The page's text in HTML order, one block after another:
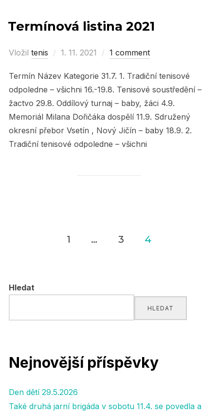
Termínová listina 2021
Vložil tenis
Posted
1. 11. 2021 1 comment
Termín Název Kategorie 31.7. 1. Tradiční tenisové
odpoledne – všichni 16.-19.8. Tenisové soustředění –
žactvo 29.8. Oddílový turnaj – baby, žáci 4.9.
Memoriál Milana Dořičáka dospělí 11.9. Sdružený
okresní přebor Vsetín , Nový Jičín – baby 18.9. 2.
Tradiční tenisové odpoledne – všichni
příspěvky
1 … 3 4
Hledat
HLEDAT
Nejnovější příspěvky
Den dětí 29.5.2026
Také druhá jarní brigáda v sobotu 11.4. se povedla a